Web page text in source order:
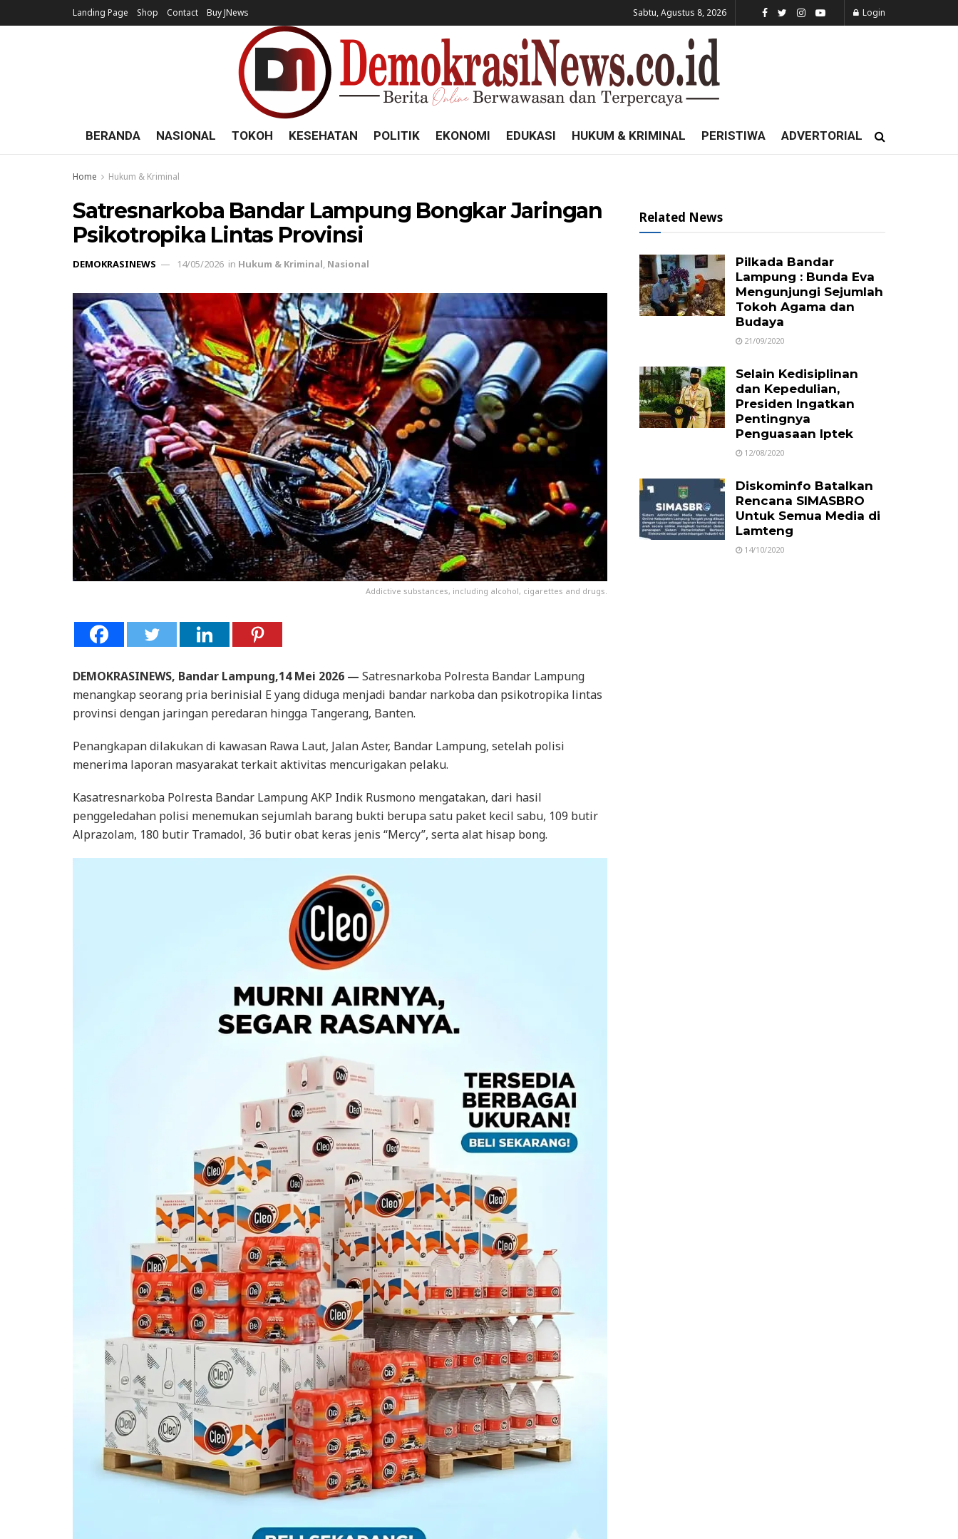
Landing Page Shop Contact Buy JNews Sabtu, Agustus 8, 2026 Login
BERANDA NASIONAL TOKOH KESEHATAN POLITIK EKONOMI EDUKASI HUKUM & KRIMINAL PERISTIWA ADVERTORIAL
Home Hukum & Kriminal
Satresnarkoba Bandar Lampung Bongkar Jaringan
Psikotropika Lintas Provinsi
DEMOKRASINEWS 14/05/2026 in Hukum & Kriminal, Nasional
Addictive substances, including alcohol, cigarettes and drugs.
DEMOKRASINEWS, Bandar Lampung,14 Mei 2026 — Satresnarkoba Polresta Bandar Lampung
menangkap seorang pria berinisial E yang diduga menjadi bandar narkoba dan psikotropika lintas
provinsi dengan jaringan peredaran hingga Tangerang, Banten.
Penangkapan dilakukan di kawasan Rawa Laut, Jalan Aster, Bandar Lampung, setelah polisi
menerima laporan masyarakat terkait aktivitas mencurigakan pelaku.
Kasatresnarkoba Polresta Bandar Lampung AKP Indik Rusmono mengatakan, dari hasil
penggeledahan polisi menemukan sejumlah barang bukti berupa satu paket kecil sabu, 109 butir
Alprazolam, 180 butir Tramadol, 36 butir obat keras jenis “Mercy”, serta alat hisap bong.
Related News
Pilkada Bandar
Lampung : Bunda Eva
Mengunjungi Sejumlah
Tokoh Agama dan
Budaya
21/09/2020
Selain Kedisiplinan
dan Kepedulian,
Presiden Ingatkan
Pentingnya
Penguasaan Iptek
12/08/2020
Diskominfo Batalkan
Rencana SIMASBRO
Untuk Semua Media di
Lamteng
14/10/2020